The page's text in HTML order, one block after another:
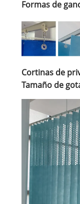
Formas de
Cortinas de
Tamaño de